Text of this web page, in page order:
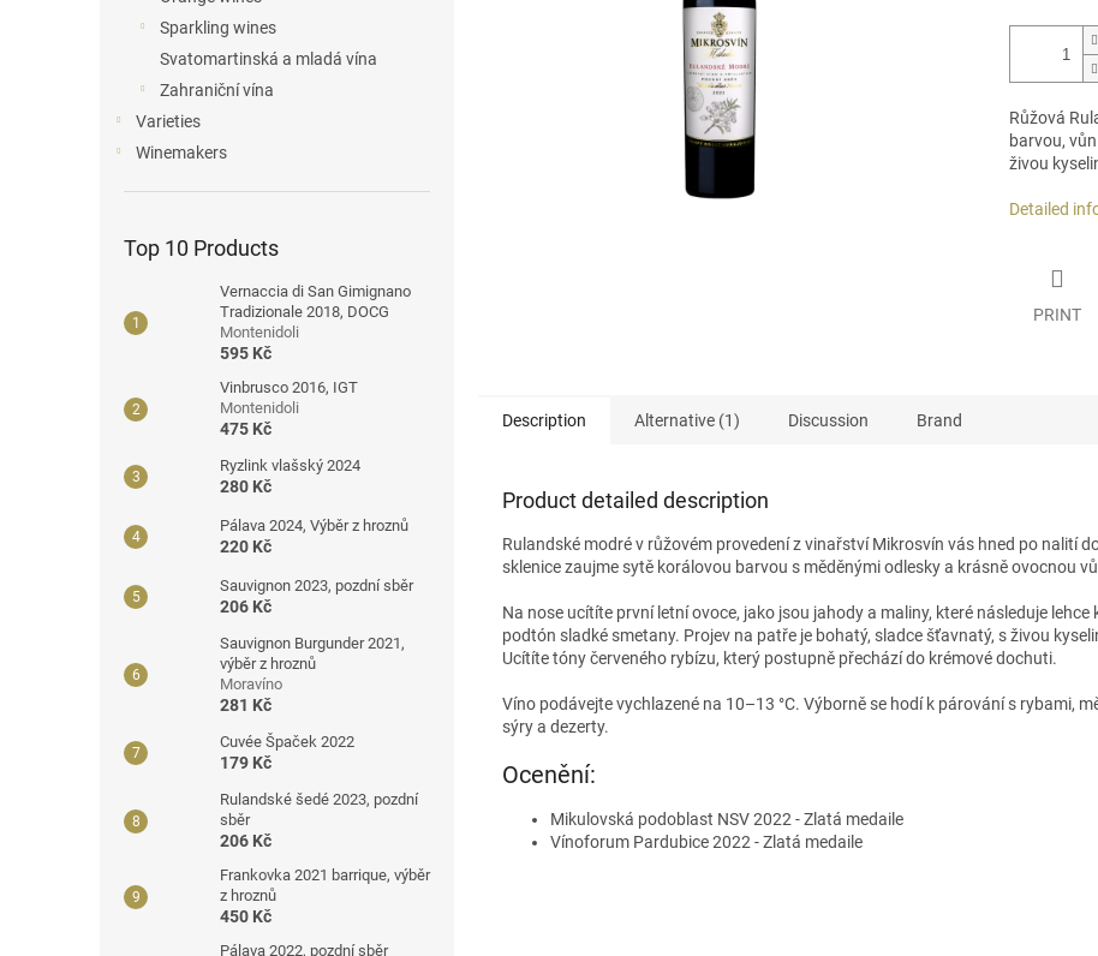
Sparkling wines
Svatomartinská a mladá vína
Zahraniční vína
Varieties
Winemakers
Top 10 Products
Vernaccia di San Gimignano
Tradizionale 2018, DOCG
Montenidoli
595 Kč
Vinbrusco 2016, IGT
Montenidoli
475 Kč
Ryzlink vlašský 2024
280 Kč
Pálava 2024, Výběr z hroznů
220 Kč
Sauvignon 2023, pozdní sběr
206 Kč
Sauvignon Burgunder 2021,
výběr z hroznů
Moravíno
281 Kč
Cuvée Špaček 2022
179 Kč
Rulandské šedé 2023, pozdní
sběr
206 Kč
Frankovka 2021 barrique, výběr
z hroznů
450 Kč
Pálava 2022, pozdní sběr
Růžová
barvou,
živou
Detailed
PRINT
Description Alternative (1) Discussion Brand
Product detailed description
Rulandské modré v růžovém provedení z vinařství Mikrosvín vás hned po nalití
sklenice zaujme sytě korálovou barvou s měděnými odlesky a krásně ovocnou
Na nose ucítíte první letní ovoce, jako jsou jahody a maliny, které následuje lehce
podtón sladké smetany. Projev na patře je bohatý, sladce šťavnatý, s živou
Ucítíte tóny červeného rybízu, který postupně přechází do krémové dochuti.
Víno podávejte vychlazené na 10–13 °C. Výborně se hodí k párování s rybami,
sýry a dezerty.
Ocenění:
Mikulovská podoblast NSV 2022 - Zlatá medaile
Vínoforum Pardubice 2022 - Zlatá medaile